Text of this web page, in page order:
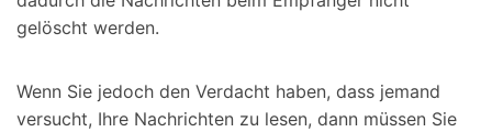
gelöscht werden.
Wenn Sie jedoch den Verdacht haben, dass jemand
versucht, Ihre Nachrichten zu lesen, dann müssen Sie